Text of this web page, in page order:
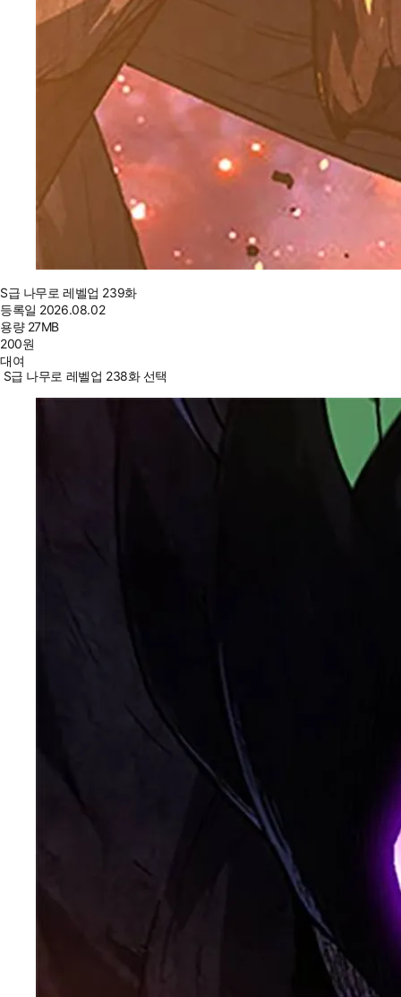
S급 나무로 레벨업 239화
등록일 2026.08.02
용량 27MB
200원
대여
S급 나무로 레벨업 238화 선택